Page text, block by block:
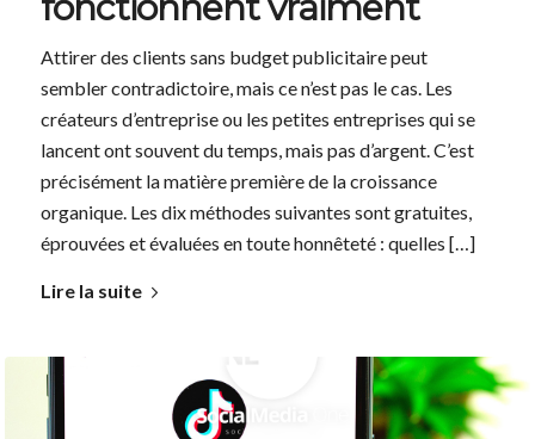
Attirer des clients sans budget publicitaire peut
sembler contradictoire, mais ce n’est pas le cas. Les
créateurs d’entreprise ou les petites entreprises qui se
lancent ont souvent du temps, mais pas d’argent. C’est
précisément la matière première de la croissance
organique. Les dix méthodes suivantes sont gratuites,
éprouvées et évaluées en toute honnêteté : quelles […]
Lire la suite